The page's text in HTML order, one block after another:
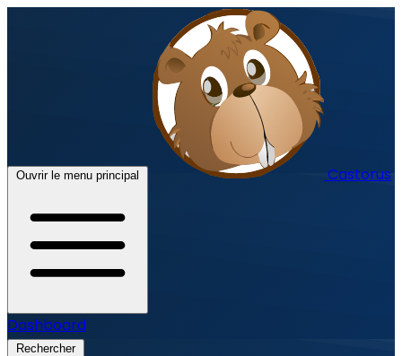
Ouvrir le menu principal Castorus
Dashboard
Rechercher